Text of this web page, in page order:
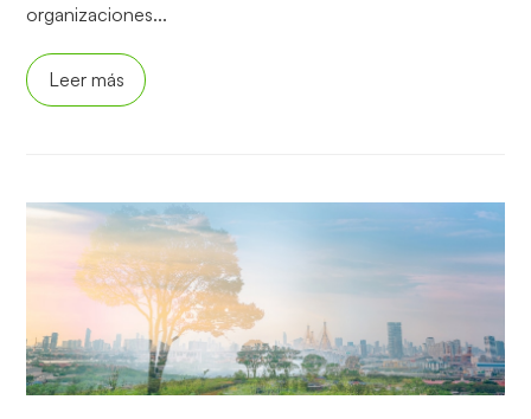
organizaciones...
Leer más